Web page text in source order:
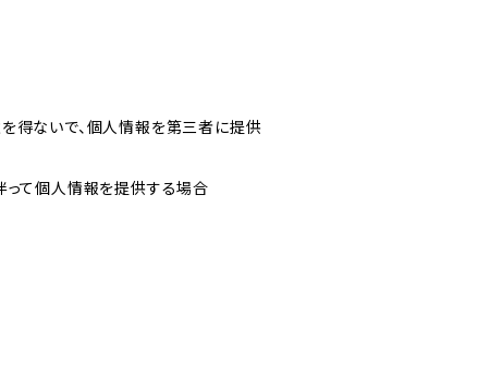
得ないで、個人情報を第三者に提供
って個人情報を提供する場合